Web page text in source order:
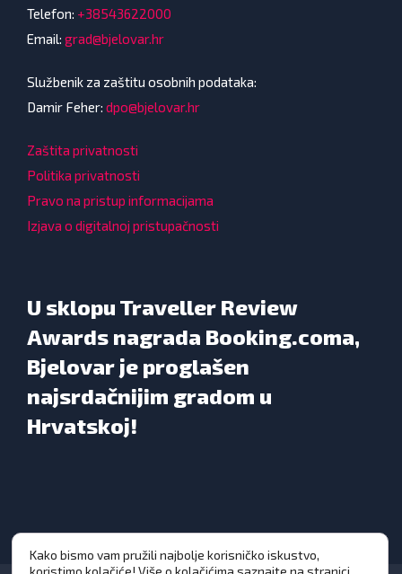
Telefon: +38543622000
Email: grad@bjelovar.hr
Službenik za zaštitu osobnih podataka:
Damir Feher: dpo@bjelovar.hr
Zaštita privatnosti
Politika privatnosti
Pravo na pristup informacijama
Izjava o digitalnoj pristupačnosti
U sklopu Traveller Review
Awards nagrada Booking.coma,
Bjelovar je proglašen
najsrdačnijim gradom u
Hrvatskoj!
Kako bismo vam pružili najbolje korisničko iskustvo,
koristimo kolačiće! Više o kolačićima saznajte na stranici